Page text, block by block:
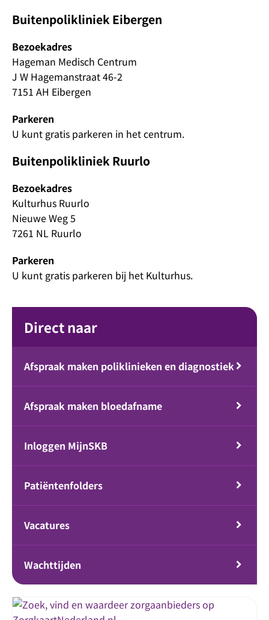
Buitenpolikliniek Eibergen
Bezoekadres
Hageman Medisch Centrum
J W Hagemanstraat 46-2
7151 AH Eibergen
Parkeren
U kunt gratis parkeren in het centrum.
Buitenpolikliniek Ruurlo
Bezoekadres
Kulturhus Ruurlo
Nieuwe Weg 5
7261 NL Ruurlo
Parkeren
U kunt gratis parkeren bij het Kulturhus.
Direct naar
Afspraak maken poliklinieken en diagnostiek
Afspraak maken bloedafname
Inloggen MijnSKB
Patiëntenfolders
Vacatures
Wachttijden